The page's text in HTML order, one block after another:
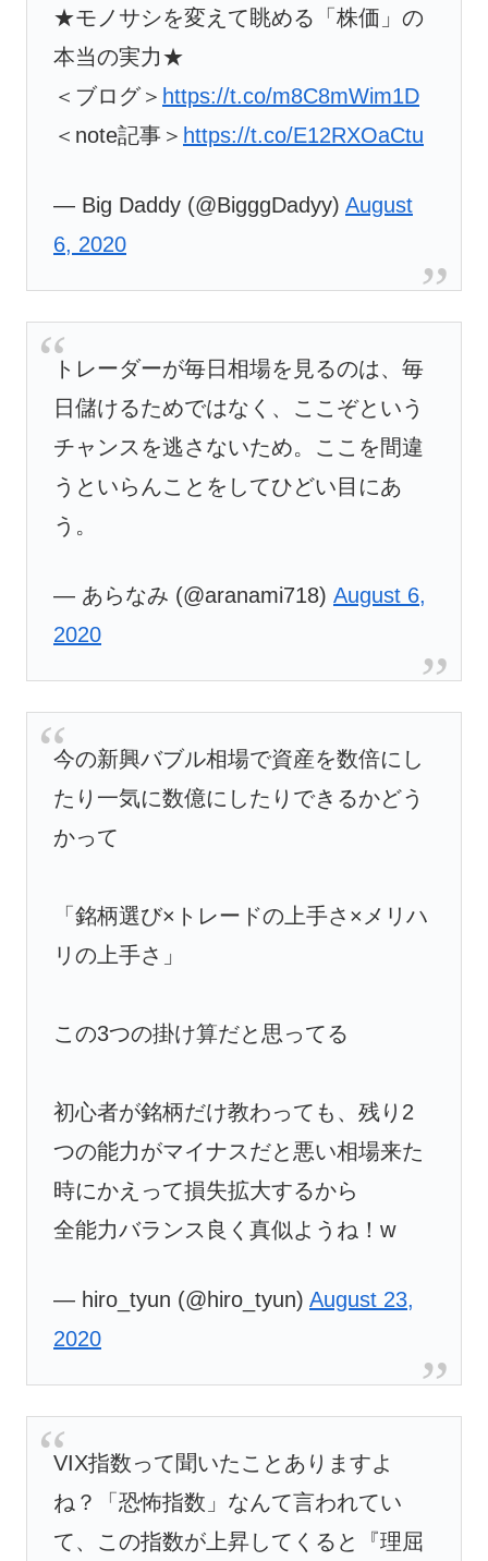
★モノサシを変えて眺める「株価」の
本当の実力★
＜ブログ＞ https://t.co/m8C8mWim1D
＜note記事＞ https://t.co/E12RXOaCtu
— Big Daddy (@BigggDadyy) August
6, 2020
トレーダーが毎日相場を見るのは、毎
日儲けるためではなく、ここぞという
チャンスを逃さないため。ここを間違
うといらんことをしてひどい目にあ
う。
— あらなみ (@aranami718) August 6,
2020
今の新興バブル相場で資産を数倍にし
たり一気に数億にしたりできるかどう
かって
「銘柄選び×トレードの上手さ×メリハ
リの上手さ」
この3つの掛け算だと思ってる
初心者が銘柄だけ教わっても、残り2
つの能力がマイナスだと悪い相場来た
時にかえって損失拡大するから
全能力バランス良く真似ようね！w
— hiro_tyun (@hiro_tyun) August 23,
2020
VIX指数って聞いたことありますよ
ね？「恐怖指数」なんて言われてい
て、この指数が上昇してくると『理屈